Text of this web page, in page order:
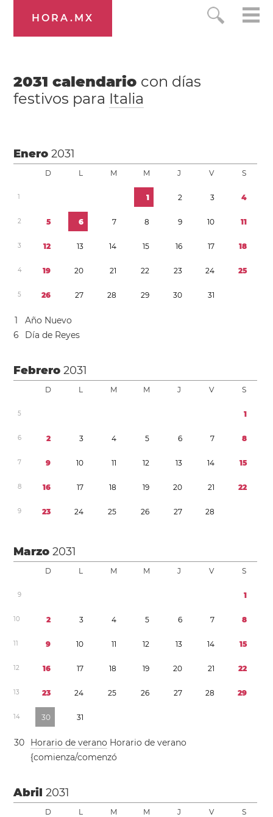
HORA.MX
2031 calendario con días
festivos para Italia
Enero2031
D L M M J V S
1 1 2 3 4
2 5 6 7 8 9 10 11
3 12 13 14 15 16 17 18
4 19 20 21 22 23 24 25
5 26 27 28 29 30 31
1
Año Nuevo
6
Día de Reyes
Febrero2031
D L M M J V S
5 1
6 2 3 4 5 6 7 8
7 9 10 11 12 13 14 15
8 16 17 18 19 20 21 22
9 23 24 25 26 27 28
Marzo2031
D L M M J V S
9 1
10 2 3 4 5 6 7 8
11 9 10 11 12 13 14 15
12 16 17 18 19 20 21 22
13 23 24 25 26 27 28 29
14 30 31
30 Horario de verano Horario de verano
{comienza/comenzó
Abril2031
D L M M J V S